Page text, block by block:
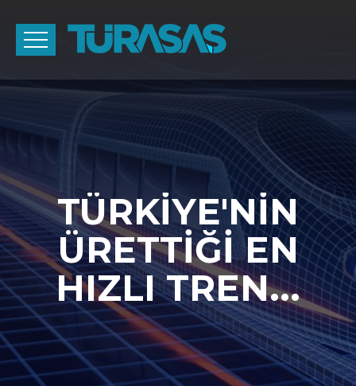
TÜRKİYE'NİN
ÜRETTİĞİ EN
HIZLI TREN...